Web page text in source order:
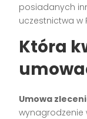
posiadanych
uczestnictwa w
Która
Umowa
wynagrodzenie